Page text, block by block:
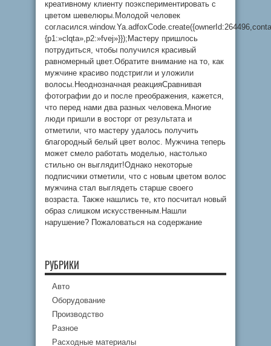
креативному клиенту поэкспериментировать с
цветом шевелюры.Молодой человек
{p1:»clqta»,p2:»fvej»}});Мастеру пришлось
потрудиться, чтобы получился красивый
равномерный цвет.Обратите внимание на то, как
мужчине красиво подстригли и уложили
волосы.Неоднозначная реакцияСравнивая
фотографии до и после преображения, кажется,
что перед нами два разных человека.Многие
люди пришли в восторг от результата и
отметили, что мастеру удалось получить
благородный белый цвет волос. Мужчина теперь
может смело работать моделью, настолько
стильно он выглядит!Однако некоторые
подписчики отметили, что с новым цветом волос
мужчина стал выглядеть старше своего
возраста. Также нашлись те, кто посчитал новый
образ слишком искусственным.Нашли
нарушение? Пожаловаться на содержание
РУБРИКИ
Авто
Оборудование
Производство
Разное
Расходные материалы